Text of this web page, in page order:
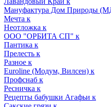
Мануфактура Дом Природы
Мечта к
Неотложка к
ООО "ОРБИТА СП" к
Пантика к
Прелесть к
Разное к
Euroline (Модум, Вилсен) к
Профснаб к
Ресничка к
Рецепты бабушки Агафьи к